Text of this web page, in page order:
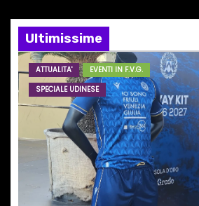
z
i
o
n
e
a
Ultimissime
ATTUALITA'
EVENTI IN F.V.G.
SPECIALE UDINESE